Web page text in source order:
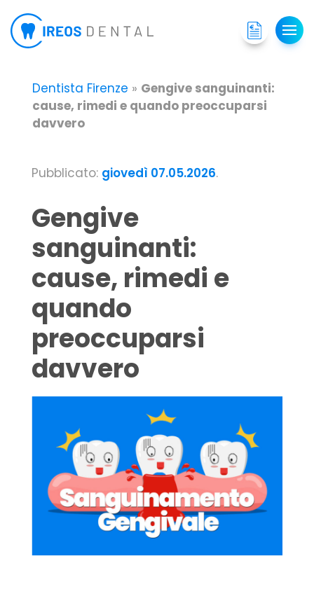
Dentista Firenze » Gengive sanguinanti:
cause, rimedi e quando preoccuparsi
davvero
Pubblicato: giovedì 07.05.2026.
Gengive
sanguinanti:
cause, rimedi e
quando
preoccuparsi
davvero